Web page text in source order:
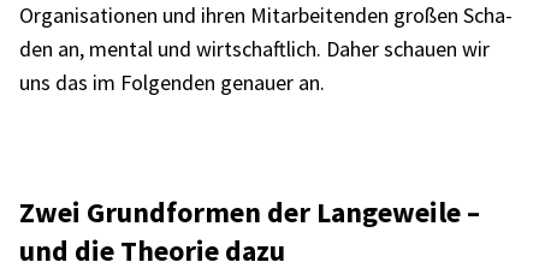
Orga­ni­sa­tio­nen und ihren Mitar­bei­ten­den großen Scha­
den an, mental und wirt­schaft­lich. Daher schauen wir
uns das im Folgen­den genauer an.
Zwei Grund­for­men der Lange­weile –
und die Theo­rie dazu